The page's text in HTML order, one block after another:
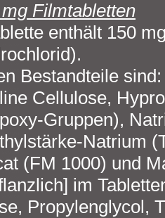
Filmtabletten
enthält 150
Bestandteile
Cellulose,
Gruppen),
Natrium
(FM 1000) und
im
Propylenglycol,